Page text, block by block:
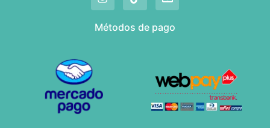
Métodos de pago